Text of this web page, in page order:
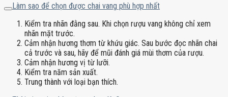
Làm sao để chọn được chai vang phù hợp nhất
Kiểm tra nhãn đằng sau. Khi chọn rượu vang không chỉ xem
nhãn mặt trước.
Cảm nhận hương thơm từ khứu giác. Sau bước đọc nhãn chai
cả trước và sau, hãy để mũi đánh giá mùi thơm của rượu.
Cảm nhận hương vị từ lưỡi.
Kiểm tra năm sản xuất.
Trung thành với loại bạn thích.